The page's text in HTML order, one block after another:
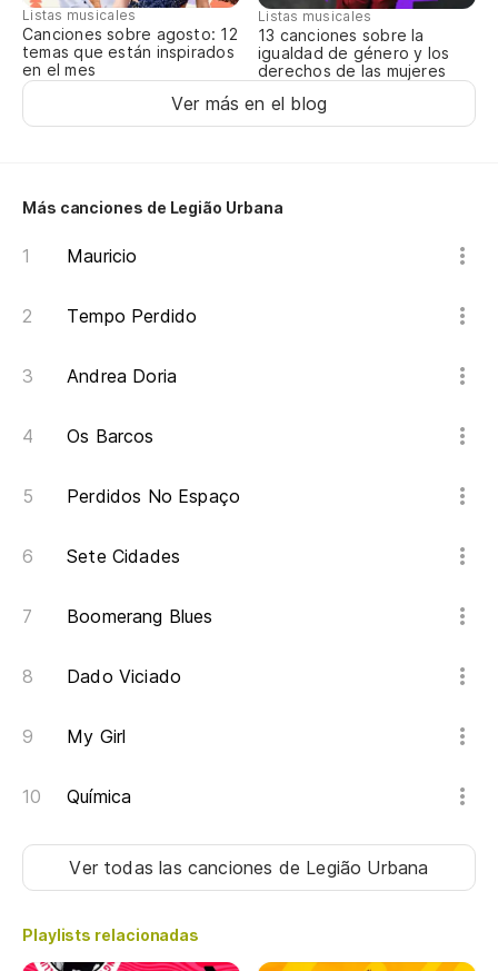
Listas musicales
Canciones sobre agosto: 12
temas que están inspirados
en el mes
Listas musicales
13 canciones sobre la
igualdad de género y los
derechos de las mujeres
Ver más en el blog
Más canciones de Legião Urbana
Mauricio
Tempo Perdido
Andrea Doria
Os Barcos
Perdidos No Espaço
Sete Cidades
Boomerang Blues
Dado Viciado
My Girl
Química
Ver todas las canciones de Legião Urbana
Playlists relacionadas